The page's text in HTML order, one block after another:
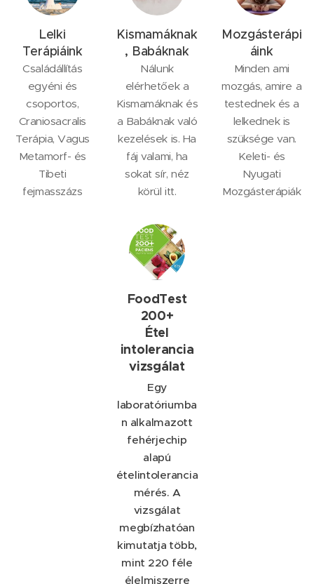
Lelki
Terápiáink
Családállítás
egyéni és
csoportos,
Craniosacralis
Terápia, Vagus
Metamorf- és
Tibeti
fejmasszázs
Kismamáknak
, Babáknak
Nálunk
elérhetőek a
Kismamáknak és
a Babáknak való
kezelések is. Ha
fáj valami, ha
sokat sír, néz
körül itt.
Mozgásterápi
áink
Minden ami
mozgás, amire a
testednek és a
lelkednek is
szüksége van.
Keleti- és
Nyugati
Mozgásterápiák
FoodTest
200+
Étel
intolerancia
vizsgálat
Egy
laboratóriumba
n alkalmazott
fehérjechip
alapú
ételintolerancia
mérés. A
vizsgálat
megbízhatóan
kimutatja több,
mint 220 féle
élelmiszerre